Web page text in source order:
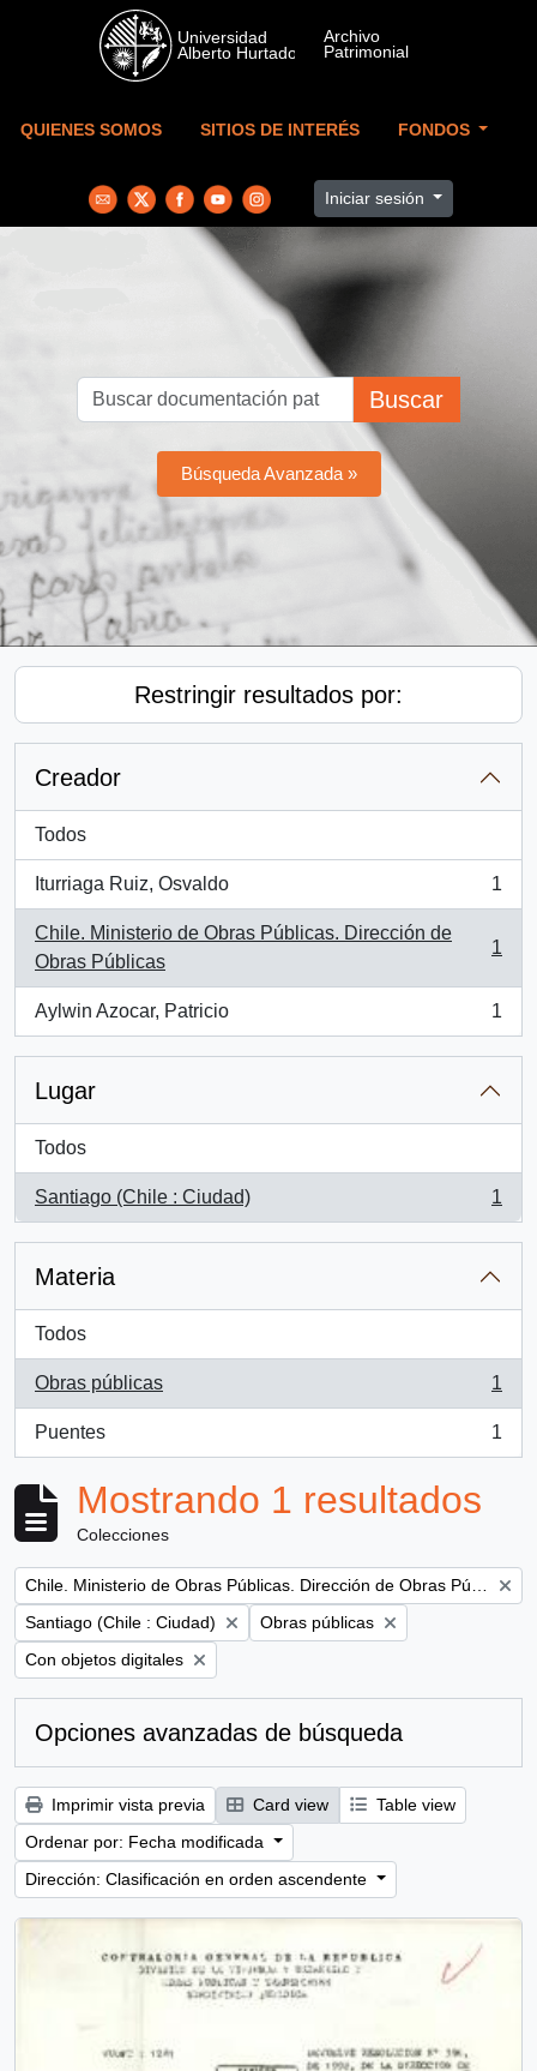
Skip to main content
QUIENES SOMOS SITIOS DE INTERÉS FONDOS
Iniciar sesión
Buscar
Búsqueda Avanzada »
Restringir resultados por:
Creador
Todos
Iturriaga Ruiz, Osvaldo
, 1 resultados
1
Chile. Ministerio de Obras Públicas. Dirección de
Obras Públicas
, 1 resultados
1
Aylwin Azocar, Patricio
, 1 resultados
1
Lugar
Todos
Santiago (Chile : Ciudad)
, 1 resultados
1
Materia
Todos
Obras públicas
, 1 resultados
1
Puentes
, 1 resultados
1
Mostrando 1 resultados
Colecciones
Remove filter:
Remove filter:
Santiago (Chile : Ciudad) Remove filter:
Obras públicas
Remove filter:
Con objetos digitales
Opciones avanzadas de búsqueda
Imprimir vista previa Card view
Table view
Ordenar por: Fecha modificada
Dirección: Clasificación en orden ascendente